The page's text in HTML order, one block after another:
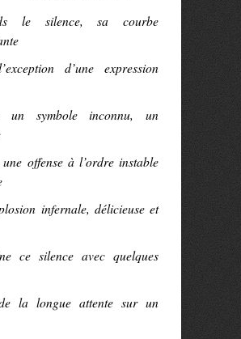
le silence, sa courbe
d’une expression
un symbole inconnu, un
offense à l’ordre instable
infernale, délicieuse et
ce silence avec quelques
la longue attente sur un